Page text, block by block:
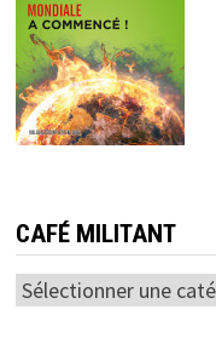
CAFÉ MILITANT
Café